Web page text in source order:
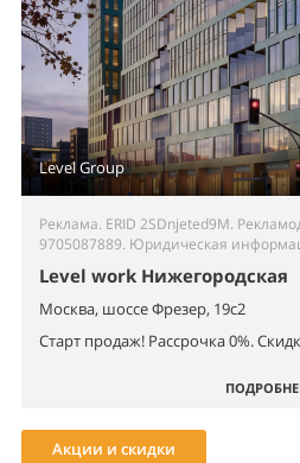
Level Group
Реклама. ERID 2SDnjeted9M.
9705087889. Юридическая
Level work Нижегородская
Москва, шоссе Фрезер, 19с2
Старт продаж! Рассрочка 0%.
Акции и скидки